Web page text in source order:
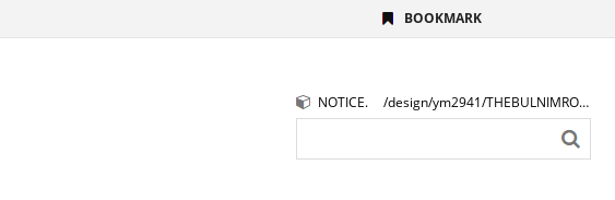
BOOKMARK
NOTICE. /design/ym2941/THEBULNIMROGO.png